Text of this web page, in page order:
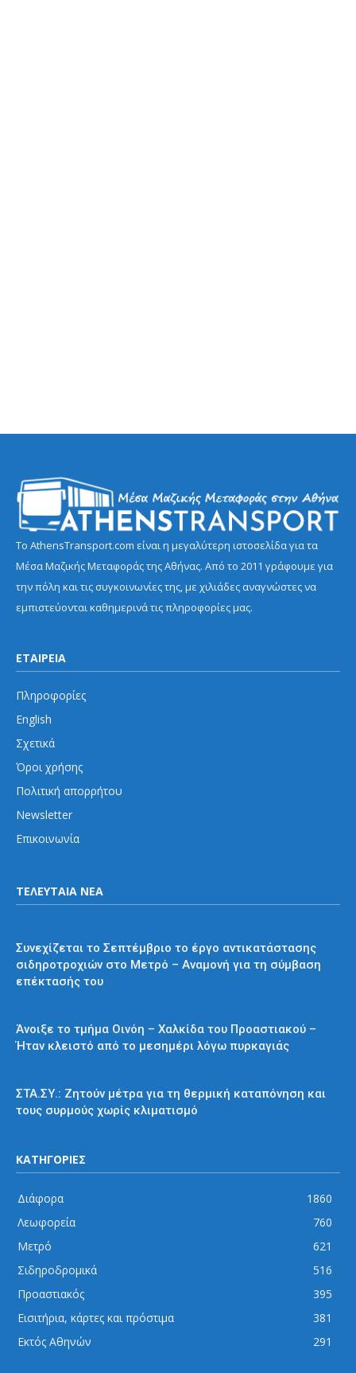
Το AthensTransport.com είναι η μεγαλύτερη ιστοσελίδα για τα
Μέσα Μαζικής Μεταφοράς της Αθήνας. Από το 2011 γράφουμε για
την πόλη και τις συγκοινωνίες της, με χιλιάδες αναγνώστες να
εμπιστεύονται καθημερινά τις πληροφορίες μας.
ΕΤΑΙΡΕΙΑ
Πληροφορίες
English
Σχετικά
Όροι χρήσης
Πολιτική απορρήτου
Newsletter
Επικοινωνία
ΤΕΛΕΥΤΑΙΑ ΝΕΑ
Συνεχίζεται το Σεπτέμβριο το έργο αντικατάστασης
σιδηροτροχιών στο Μετρό – Αναμονή για τη σύμβαση
επέκτασής του
Άνοιξε το τμήμα Οινόη – Χαλκίδα του Προαστιακού –
Ήταν κλειστό από το μεσημέρι λόγω πυρκαγιάς
ΣΤΑ.ΣΥ.: Ζητούν μέτρα για τη θερμική καταπόνηση και
τους συρμούς χωρίς κλιματισμό
ΚΑΤΗΓΟΡΙΕΣ
Διάφορα
1860
Λεωφορεία
760
Μετρό
621
Σιδηροδρομικά
516
Προαστιακός
395
Εισιτήρια, κάρτες και πρόστιμα
381
Εκτός Αθηνών
291